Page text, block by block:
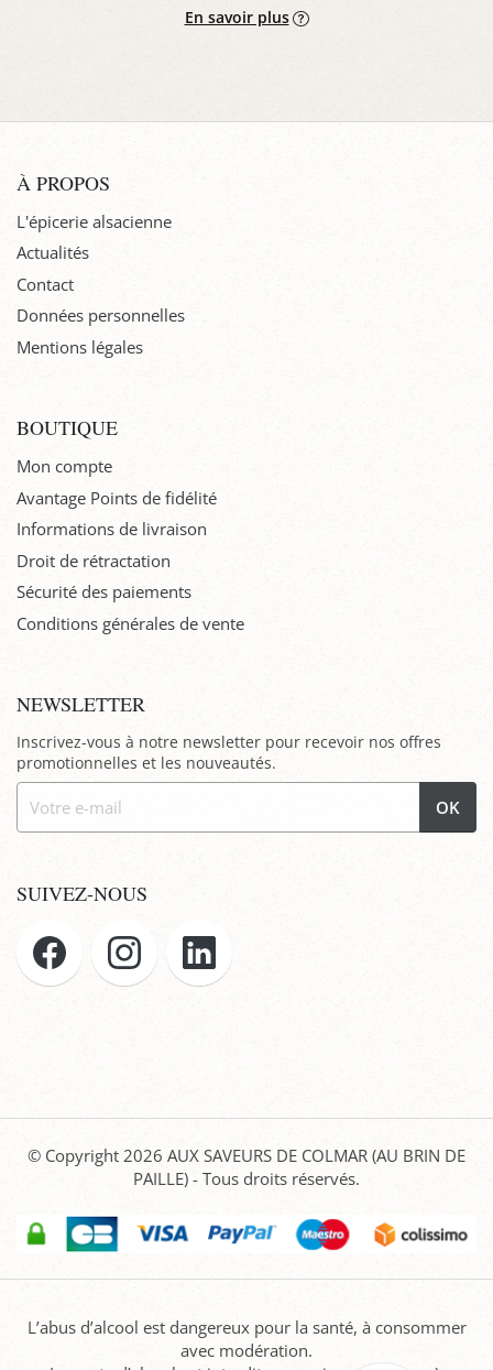
En savoir plus
À PROPOS
L'épicerie alsacienne
Actualités
Contact
Données personnelles
Mentions légales
BOUTIQUE
Mon compte
Avantage Points de fidélité
Informations de livraison
Droit de rétractation
Sécurité des paiements
Conditions générales de vente
NEWSLETTER
Inscrivez-vous à notre newsletter pour recevoir nos offres
promotionnelles et les nouveautés.
OK
SUIVEZ-NOUS
© Copyright 2026 AUX SAVEURS DE COLMAR (AU BRIN DE
PAILLE) - Tous droits réservés.
L’abus d’alcool est dangereux pour la santé, à consommer
avec modération.